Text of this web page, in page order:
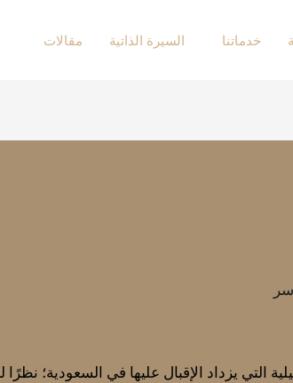
خدماتنا السيرة الذاتية مقالات
التي يزداد الإقبال عليها في السعودية؛